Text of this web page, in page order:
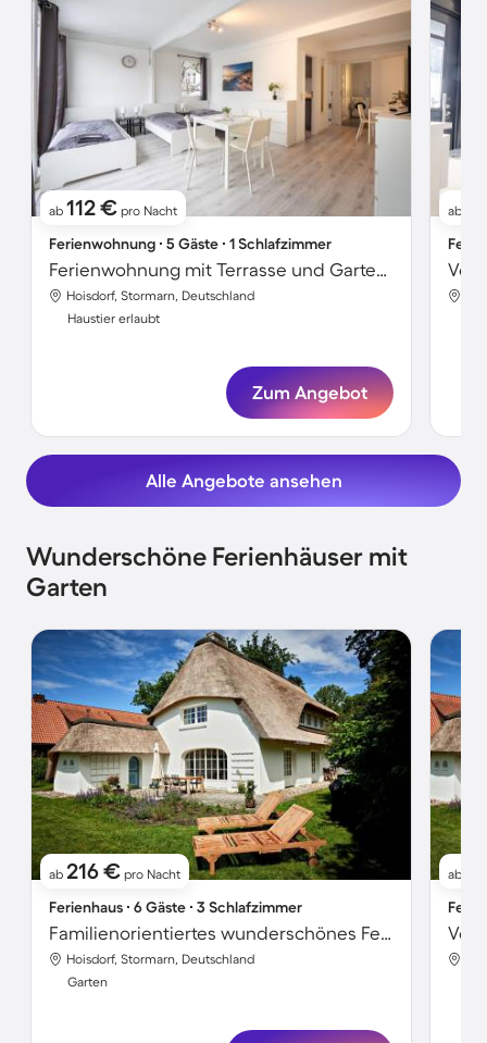
ab 112 € pro Nacht
Ferienwohnung ∙ 5 Gäste ∙ 1 Schlafzimmer
Ferienwohnung mit Terrasse und Garten | Hunde erlaubt
Hoisdorf, Stormarn, Deutschland
Haustier erlaubt
Zum Angebot
ab
Alle Angebote ansehen
Wunderschöne Ferienhäuser mit
Garten
ab 216 € pro Nacht
Ferienhaus ∙ 6 Gäste ∙ 3 Schlafzimmer
Familienorientiertes wunderschönes Ferienhaus mit Terrasse, Grill und Sauna | Naturblick
Hoisdorf, Stormarn, Deutschland
Garten
ab